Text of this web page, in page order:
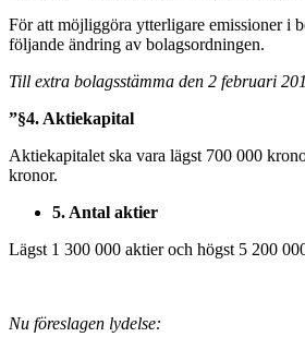
För att möjliggöra ytterligare emissioner i
följande ändring av bolagsordningen.
Till extra bolagsstämma den 2 februari
”§4. Aktiekapital
Aktiekapitalet ska vara lägst 700 000
kronor.
5. Antal aktier
Lägst 1 300 000 aktier och högst 5 200
Nu föreslagen lydelse: